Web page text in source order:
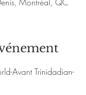
Avant Trinidadian-